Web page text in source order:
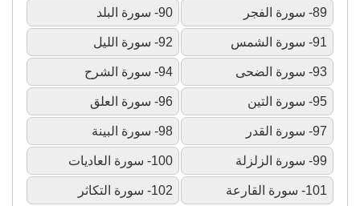
89- سورة الفجر 90- سورة البلد
91- سورة الشمس 92- سورة الليل
93- سورة الضحى 94- سورة الشرح
95- سورة التين 96- سورة العلق
97- سورة القدر 98- سورة البينة
99- سورة الزلزلة 100- سورة العاديات
101- سورة القارعة 102- سورة التكاثر